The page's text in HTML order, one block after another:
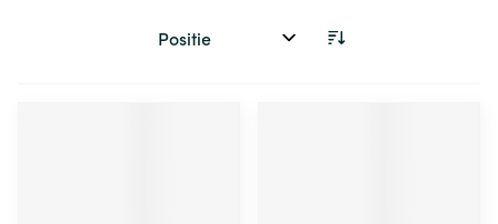
Sorteer op: